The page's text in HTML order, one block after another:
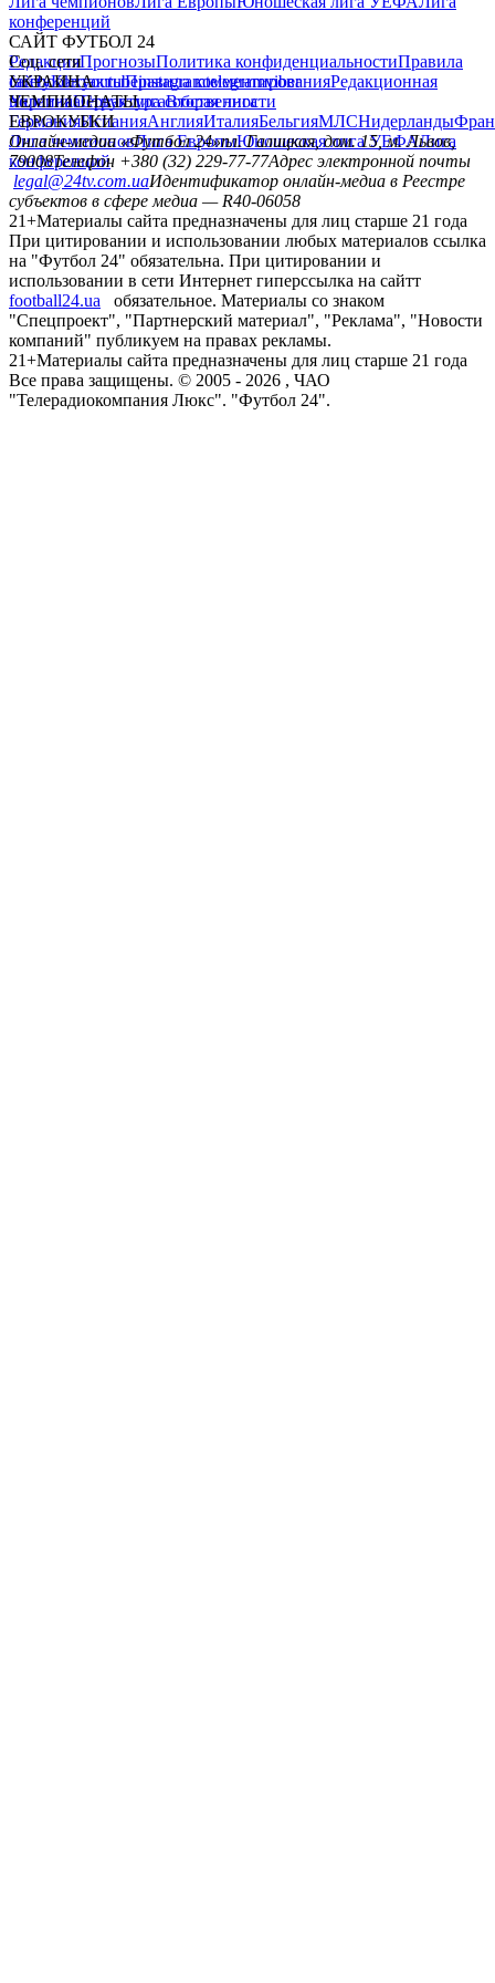
конференций
САЙТ ФУТБОЛ 24
РедакцияПрогнозыПолитика конфиденциальностиПравила
сайтуКонтактыПравила комментированияРедакционная
политикаСтруктура собственности
Соц. сети
facebookxyoutubeinstagramtelegramviber
УКРАИНА
УкраинаПервая лигаВторая лига
ЧЕМПИОНАТЫ
ГерманияИспанияАнглияИталияБельгияМЛСНидерланды
ЕВРОКУБКИ
Лига чемпионовЛига ЕвропыЮношеская лига УЕФАЛига
конференций
Онлайн-медиа «Футбол 24»пл. Галицкая, дом. 15, м. Львов,
79008Телефон +380 (32) 229-77-77Адрес электронной почты
legal@24tv.com.uaИдентификатор онлайн-медиа в Реестре
субъектов в сфере медиа — R40-06058
21+Материалы сайта предназначены для лиц старше 21 года
При цитировании и использовании любых материалов ссылка
на "Футбол 24" обязательна. При цитировании и
использовании в сети Интернет гиперссылка на сайтт
football24.ua
обязательное. Материалы со знаком
"Спецпроект", "Партнерский материал", "Реклама", "Новости
компаний" публикуем на правах рекламы.
21+Материалы сайта предназначены для лиц старше 21 года
Все права защищены. © 2005 - 2026 , ЧАО
"Телерадиокомпания Люкс". "Футбол 24".